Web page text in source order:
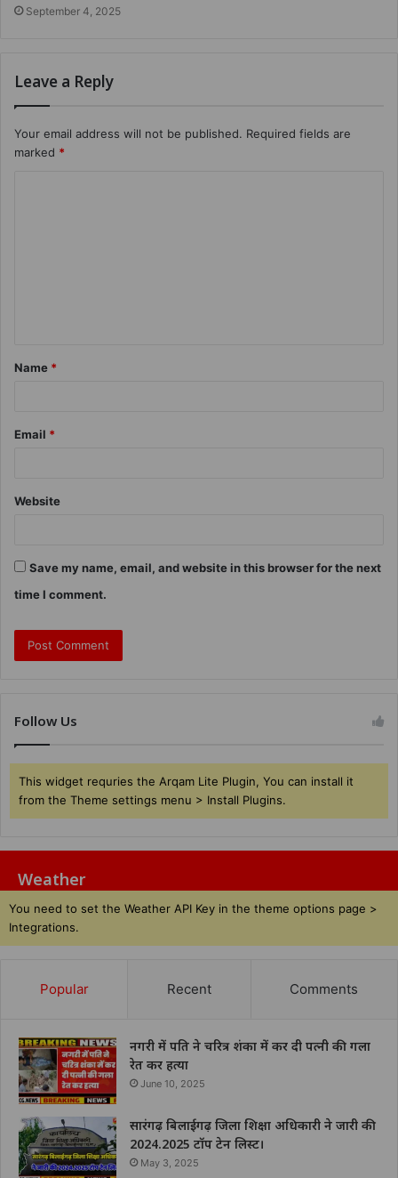
September 4, 2025
Leave a Reply
Your email address will not be published. Required fields are
marked *
Name *
Email *
Website
Save my name, email, and website in this browser for the next
time I comment.
Follow Us
This widget requries the Arqam Lite Plugin, You can install it
from the Theme settings menu > Install Plugins.
Weather
You need to set the Weather API Key in the theme options page >
Integrations.
Popular Recent Comments
नगरी में पति ने चरित्र शंका में कर दी पत्नी की गला
रेत कर हत्या
June 10, 2025
सारंगढ़ बिलाईगढ़ जिला शिक्षा अधिकारी ने जारी की
2024.2025 टॉप टेन लिस्ट।
May 3, 2025